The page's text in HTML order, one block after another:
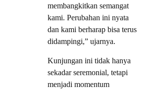
membangkitkan semangat
kami. Perubahan ini nyata
dan kami berharap bisa terus
didampingi,” ujarnya.
Kunjungan ini tidak hanya
sekadar seremonial, tetapi
menjadi momentum